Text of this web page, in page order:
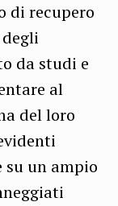
di recupero
da studi e
al
del loro
su un ampio